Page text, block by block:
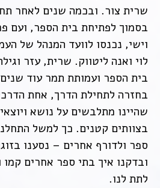
שרית צור. ובכמה שנים לאחר
בסמוך לפתיחת בית הספר, ועם
וישי, נכנסו לוועד המנהל של
לוי ואנה ליטווק. שרית, עזר
בית הספר ועמותת תמר עוד
בחזרה לתחילת הדרך, אחת
שהיינו מתלבשים על נושא
בצוותים קטנים. כך למשל
ספר ולדורף אחרים – נסענו
ובדקנו איך בתי ספר אחרים קמו
לתת לנו.